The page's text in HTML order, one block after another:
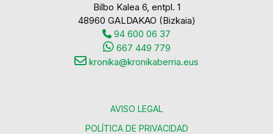
Bilbo Kalea 6, entpl. 1
48960 GALDAKAO (Bizkaia)
94 600 06 37
667 449 779
kronika@kronikaberria.eus
AVISO LEGAL
POLÍTICA DE PRIVACIDAD